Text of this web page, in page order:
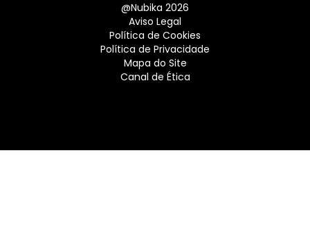
@Nubika 2026
Aviso Legal
Política de Cookies
Política de Privacidade
Mapa do Site
Canal de Ética